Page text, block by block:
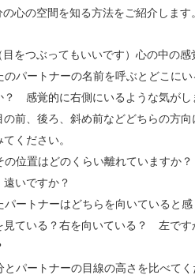
心の空間を知る方法をご紹介します
をつぶってもいいです）心の中の
のパートナーの名前を呼ぶとどこに
？ 感覚的に右側にいるような気が
の前、後ろ、斜め前などどちらの方
てください。
の位置はどのくらい離れていますか
いですか？
パートナーはどちらを向いていると
見ている？右を向いている？ 左です
とパートナーの目線の高さを比べて